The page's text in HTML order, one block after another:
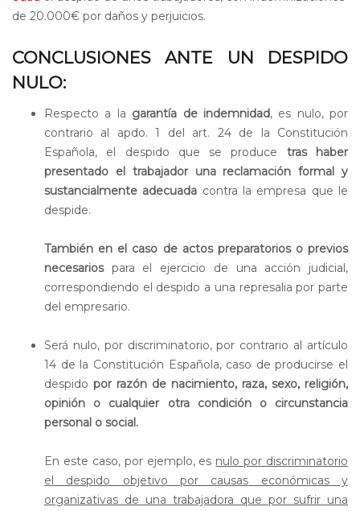
de 20.000€ por daños y perjuicios.
CONCLUSIONES ANTE UN DESPIDO
NULO:
Respecto a la garantía de indemnidad, es nulo, por
contrario al apdo. 1 del art. 24 de la Constitución
Española, el despido que se produce tras haber
presentado el trabajador una reclamación formal y
sustancialmente adecuada contra la empresa que le
despide.
También en el caso de actos preparatorios o previos
necesariospara el ejercicio de una acción judicial,
correspondiendo el despido a una represalia por parte
del empresario.
Será nulo, por discriminatorio, por contrario al artículo
14 de la Constitución Española, caso de producirse el
despido por razón de nacimiento, raza, sexo, religión,
opinión o cualquier otra condición o circunstancia
personal o social.
En este caso, por ejemplo, es nulo por discriminatorio
el despido objetivo por causas económicas y
organizativas de una trabajadora que por sufrir una